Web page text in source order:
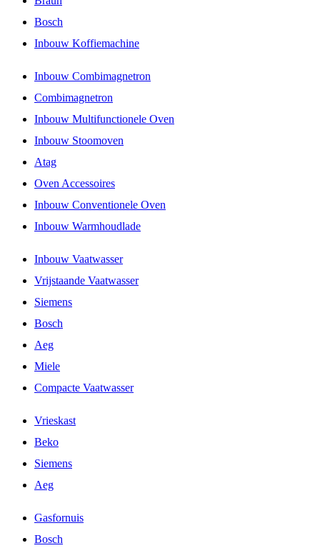
Bosch
Inbouw Koffiemachine
Inbouw Combimagnetron
Combimagnetron
Inbouw Multifunctionele Oven
Inbouw Stoomoven
Atag
Oven Accessoires
Inbouw Conventionele Oven
Inbouw Warmhoudlade
Inbouw Vaatwasser
Vrijstaande Vaatwasser
Siemens
Bosch
Aeg
Miele
Compacte Vaatwasser
Vrieskast
Beko
Siemens
Aeg
Gasfornuis
Bosch